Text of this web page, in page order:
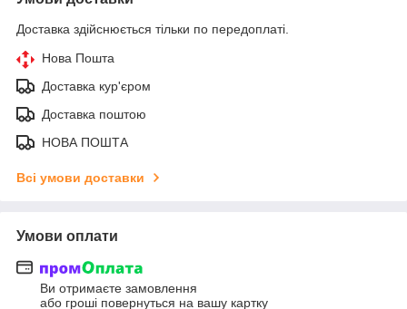
Доставка здійснюється тільки по передоплаті.
Нова Пошта
Доставка кур'єром
Доставка поштою
НОВА ПОШТА
Всі умови доставки
Умови оплати
Ви отримаєте замовлення
або гроші повернуться на вашу картку